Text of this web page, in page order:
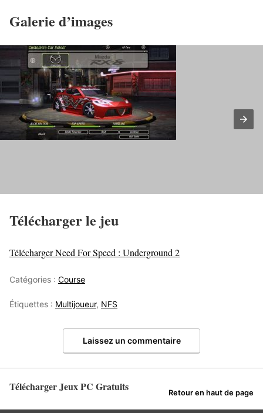
Galerie d’images
Télécharger le jeu
Télécharger Need For Speed : Underground 2
Catégories : Course
Étiquettes : Multijoueur, NFS
Laissez un commentaire
Télécharger Jeux PC Gratuits Retour en haut de page